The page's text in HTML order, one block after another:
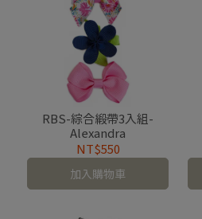
RBS-綜合緞帶3入組-
Alexandra
NT$550
加入購物車